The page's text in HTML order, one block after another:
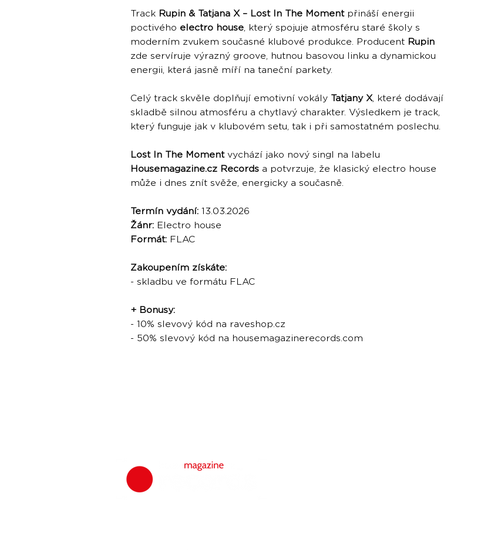
Track Rupin & Tatjana X – Lost In The Momentpřináší energii
poctivého electro house, který spojuje atmosféru staré školy s
moderním zvukem současné klubové produkce. Producent Rupin
zde servíruje výrazný groove, hutnou basovou linku a dynamickou
energii, která jasně míří na taneční parkety.
Celý track skvěle doplňují emotivní vokály Tatjany X, které dodávají
skladbě silnou atmosféru a chytlavý charakter. Výsledkem je track,
který funguje jak v klubovém setu, tak i při samostatném poslechu.
Lost In The Momentvychází jako nový singl na labelu
Housemagazine.cz Records a potvrzuje, že klasický electro house
může i dnes znít svěže, energicky a současně.
Termín vydání: 13.03.2026
Žánr: Electro house
Formát: FLAC
Zakoupením získáte:
- skladbu ve formátu FLAC
+ Bonusy:
- 10% slevový kód na raveshop.cz
- 50% slevový kód na housemagazinerecords.com